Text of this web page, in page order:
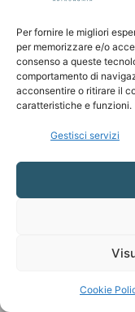
Per fornire le migliori
per memorizzare e/o
consenso a queste
comportamento di
acconsentire o ritirare il
caratteristiche e funzioni.
Gestisci servizi
Cookie